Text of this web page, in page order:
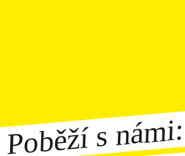
Poběží s námi: